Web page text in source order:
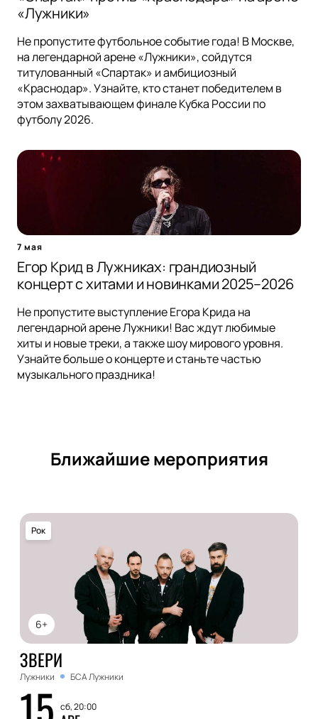
«Лужники»
Не пропустите футбольное событие года! В Москве,
на легендарной арене «Лужники», сойдутся
титулованный «Спартак» и амбициозный
«Краснодар». Узнайте, кто станет победителем в
этом захватывающем финале Кубка России по
футболу 2026.
7 мая
Егор Крид в Лужниках: грандиозный
концерт с хитами и новинками 2025–2026
Не пропустите выступление Егора Крида на
легендарной арене Лужники! Вас ждут любимые
хиты и новые треки, а также шоу мирового уровня.
Узнайте больше о концерте и станьте частью
музыкального праздника!
Ближайшие мероприятия
6+
Рок
ЗВЕРИ
Лужники БСА Лужники
сб, 20:00